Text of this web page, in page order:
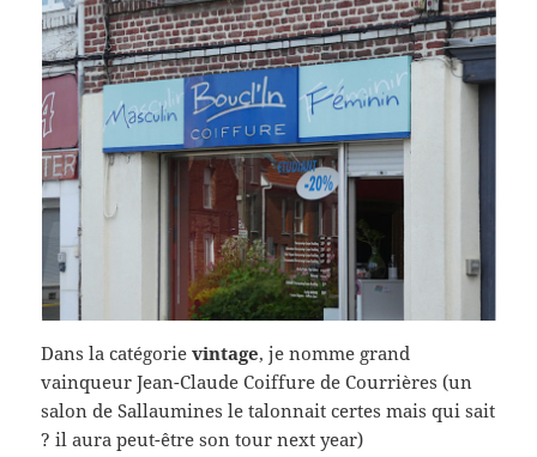
Dans la catégorievintage, je nomme grand
vainqueur Jean-Claude Coiffure de Courrières (un
salon de Sallaumines le talonnait certes mais qui sait
? il aura peut-être son tour next year)